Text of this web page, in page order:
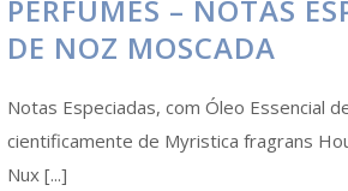
PERFUMES – NOTAS
DE NOZ MOSCADA
Notas Especiadas, com Óleo Essencial
cientificamente de Myristica fragrans
Nux [...]